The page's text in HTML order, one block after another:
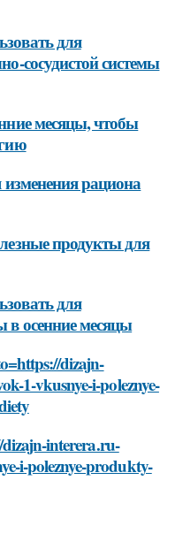
для
сосудистой системы
месяцы, чтобы
рациона
продукты для
для
в осенние месяцы
dizajn-
1-vkusnye-i-poleznye-
interera.ru-
i-poleznye-produkty-